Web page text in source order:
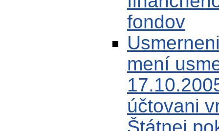
fondov
mení
účtovani